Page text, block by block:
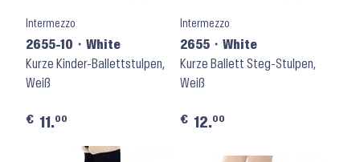
Intermezzo
2655-10 ⬝ White
Kurze Kinder-Ballettstulpen,
Weiß
€ 11.00
Intermezzo
2655 ⬝ White
Kurze Ballett Steg-Stulpen,
Weiß
€ 12.00